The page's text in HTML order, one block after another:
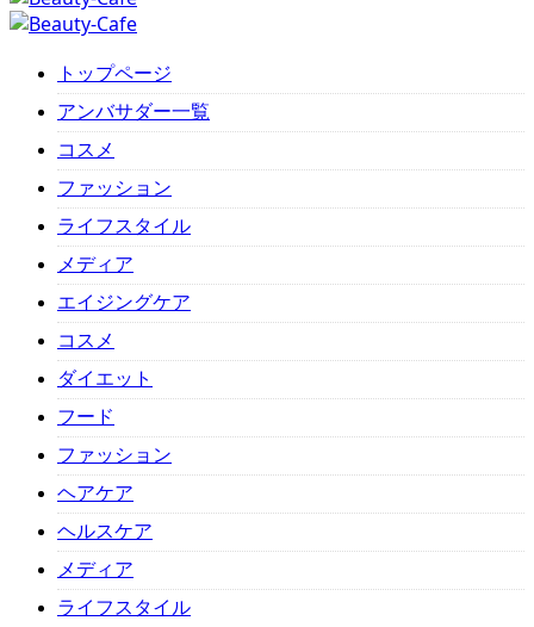
トップページ
アンバサダー一覧
コスメ
ファッション
ライフスタイル
メディア
エイジングケア
コスメ
ダイエット
フード
ファッション
ヘアケア
ヘルスケア
メディア
ライフスタイル